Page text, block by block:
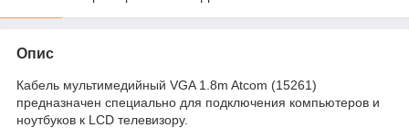
Опис
Кабель мультимедийный VGA 1.8m Atcom (15261)
предназначен специально для подключения компьютеров и
ноутбуков к LCD телевизору.